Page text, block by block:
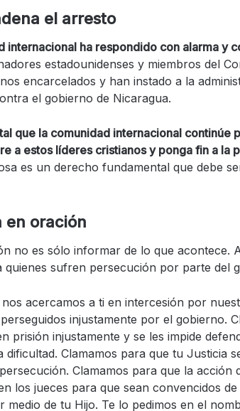
el arresto
internacional ha respondido con alarma y
estadounidenses y miembros del
encarcelados y han instado a la
el gobierno de Nicaragua.
que la comunidad internacional continúe
a estos líderes cristianos y ponga fin a la
es un derecho fundamental que debe
en oración
no es sólo informar de lo que acontece.
quienes sufren persecución por parte del
acercamos a ti en intercesión por
injustamente por el gobierno.
prisión injustamente y se les impide
dificultad. Clamamos para que tu Justicia
Clamamos para que la acción
los jueces para que sean convencidos
medio de tu Hijo. Te lo pedimos en el